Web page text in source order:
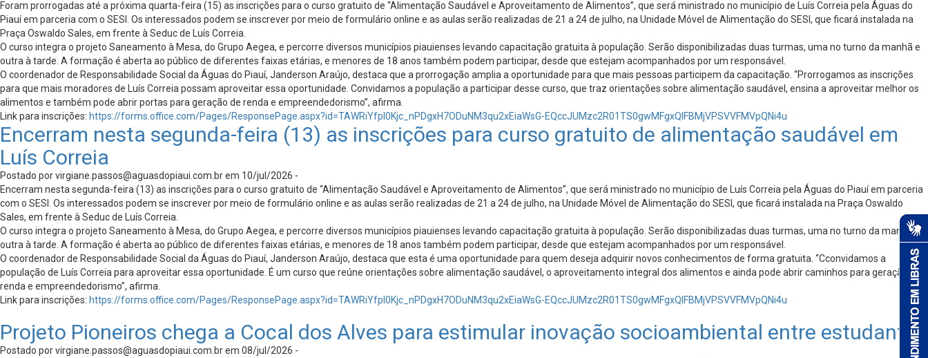
Foram prorrogadas até a próxima quarta-feira (15) as inscrições para o curso gratuito de “Alimentação Saudável e Aproveitamento de Alimentos”, que será ministrado no município de Luís Correia pela Águas do
Piauí em parceria com o SESI. Os interessados podem se inscrever por meio de formulário online e as aulas serão realizadas de 21 a 24 de julho, na Unidade Móvel de Alimentação do SESI, que ficará instalada na
Praça Oswaldo Sales, em frente à Seduc de Luís Correia.
O curso integra o projeto Saneamento à Mesa, do Grupo Aegea, e percorre diversos municípios piauienses levando capacitação gratuita à população. Serão disponibilizadas duas turmas, uma no turno da manhã e
outra à tarde. A formação é aberta ao público de diferentes faixas etárias, e menores de 18 anos também podem participar, desde que estejam acompanhados por um responsável.
O coordenador de Responsabilidade Social da Águas do Piauí, Janderson Araújo, destaca que a prorrogação amplia a oportunidade para que mais pessoas participem da capacitação. “Prorrogamos as inscrições
para que mais moradores de Luís Correia possam aproveitar essa oportunidade. Convidamos a população a participar desse curso, que traz orientações sobre alimentação saudável, ensina a aproveitar melhor os
alimentos e também pode abrir portas para geração de renda e empreendedorismo”, afirma.
Link para inscrições: https://forms.office.com/Pages/ResponsePage.aspx?id=TAWRiYfpl0Kjc_nPDgxH7ODuNM3qu2xEiaWsG-EQccJUMzc2R01TS0gwMFgxQlFBMjVPSVVFMVpQNi4u
Encerram nesta segunda-feira (13) as inscrições para curso gratuito de alimentação saudável em
Luís Correia
Postado porvirgiane.passos@aguasdopiaui.com.brem 10/jul/2026 -
Encerram nesta segunda-feira (13) as inscrições para o curso gratuito de “Alimentação Saudável e Aproveitamento de Alimentos”, que será ministrado no município de Luís Correia pela Águas do Piauí em parceria
com o SESI. Os interessados podem se inscrever por meio de formulário online e as aulas serão realizadas de 21 a 24 de julho, na Unidade Móvel de Alimentação do SESI, que ficará instalada na Praça Oswaldo
Sales, em frente à Seduc de Luís Correia.
O curso integra o projeto Saneamento à Mesa, do Grupo Aegea, e percorre diversos municípios piauienses levando capacitação gratuita à população. Serão disponibilizadas duas turmas, uma no turno da manhã e
outra à tarde. A formação é aberta ao público de diferentes faixas etárias, e menores de 18 anos também podem participar, desde que estejam acompanhados por um responsável.
O coordenador de Responsabilidade Social da Águas do Piauí, Janderson Araújo, destaca que esta é uma oportunidade para quem deseja adquirir novos conhecimentos de forma gratuita. “Cconvidamos a
população de Luís Correia para aproveitar essa oportunidade. É um curso que reúne orientações sobre alimentação saudável, o aproveitamento integral dos alimentos e ainda pode abrir caminhos para geração de
renda e empreendedorismo”, afirma.
Link para inscrições: https://forms.office.com/Pages/ResponsePage.aspx?id=TAWRiYfpl0Kjc_nPDgxH7ODuNM3qu2xEiaWsG-EQccJUMzc2R01TS0gwMFgxQlFBMjVPSVVFMVpQNi4u
Projeto Pioneiros chega a Cocal dos Alves para estimular inovação socioambiental entre estudantes
Postado porvirgiane.passos@aguasdopiaui.com.brem 08/jul/2026 -